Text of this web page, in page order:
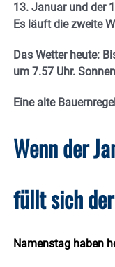
13. Januar und der
Es läuft die zweite
Das Wetter heute:
um 7.57 Uhr.
Eine alte
Wenn der
füllt sich
Namenstag haben